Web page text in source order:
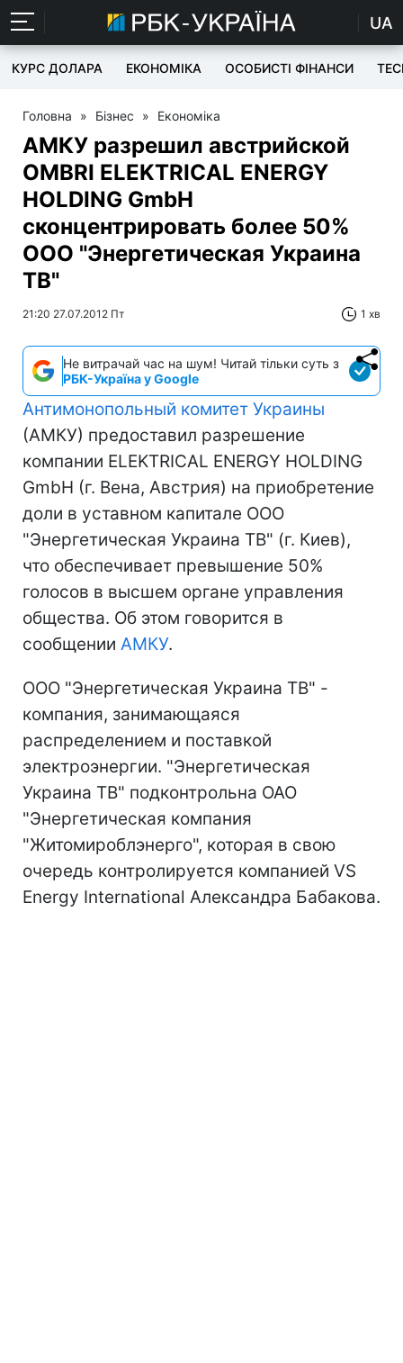
UA
КУРС ДОЛАРА ЕКОНОМІКА ОСОБИСТІ ФІНАНСИ
Головна » Бізнес » Економіка
АМКУ разрешил австрийской
OMBRI ELEKTRICAL ENERGY
HOLDING GmbH
сконцентрировать более 50%
ООО "Энергетическая Украина
ТВ"
21:20 27.07.2012 Пт 1 хв
Не витрачай час на шум! Читай тільки суть з
РБК-Україна у Google
Антимонопольный комитет Украины
(АМКУ) предоставил разрешение
компании ELEKTRICAL ENERGY HOLDING
GmbH (г. Вена, Австрия) на приобретение
доли в уставном капитале ООО
"Энергетическая Украина ТВ" (г. Киев),
что обеспечивает превышение 50%
голосов в высшем органе управления
общества. Об этом говорится в
сообщении АМКУ.
ООО "Энергетическая Украина ТВ" -
компания, занимающаяся
распределением и поставкой
электроэнергии. "Энергетическая
Украина ТВ" подконтрольна ОАО
"Энергетическая компания
"Житомироблэнерго", которая в свою
очередь контролируется компанией VS
Energy International Александра Бабакова.